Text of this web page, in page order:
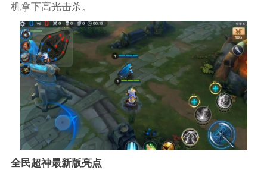
机拿下高光击杀。
全民超神最新版亮点